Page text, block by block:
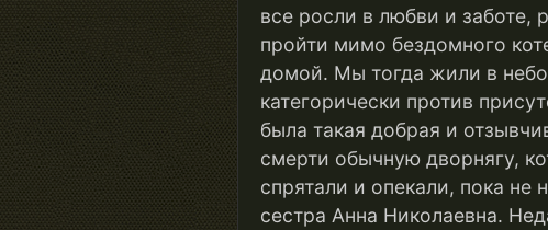
все росли в любви и заботе,
пройти мимо бездомного
домой. Мы тогда жили в
категорически против
была такая добрая и
смерти обычную дворнягу,
спрятали и опекали, пока
сестра Анна Николаевна.